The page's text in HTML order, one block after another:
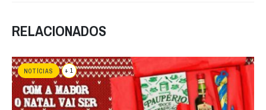
RELACIONADOS
NOTÍCIAS + 1